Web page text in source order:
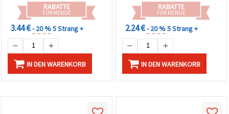
RABATTE
FÜR MENGE
3.44 €- 20 %5 Strang +
IN DEN WARENKORB
RABATTE
FÜR MENGE
2.24 €- 20 %5 Strang +
IN DEN WARENKORB